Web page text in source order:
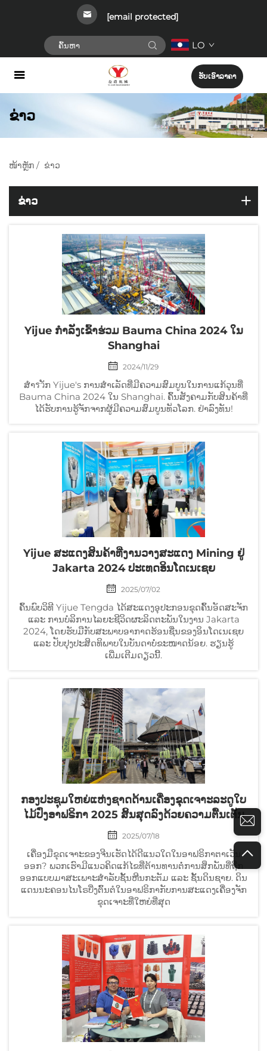
[email protected]
LO
ຮັບເອົາລາຄາ
ຂ່າວ
ໜ້າຫຼັກ / ຂ່າວ
ຂ່າວ
Yijue ກຳລັງເຂົ້າຮ່ວມ Bauma China 2024 ໃນ
Shanghai
2024/11/29
ສຳรวັກ Yijue's ການສຳເລັດທີ່ມີຄວາມສົມບູນໃນການແກ້ວຸນທີ່
Bauma China 2024 ໃນ Shanghai. ຄົ້ນສັງຄາມກັບສິນຄ້າທີ່
ໄດ້ຮັບການຮູ້ຈັກຈາກຜູ້ມີຄວາມສົມບູນທັ่ວໂລກ. ຢ່າລົງທັນ!
Yijue ສະແດງສິນຄ້າທີ່ງານວາງສະແດງ Mining ຢູ່
Jakarta 2024 ປະເທດອິນໂດເນເຊຍ
2025/07/02
ຄົ້ນພົບວິທີ Yijue Tengda ໄດ້ສະແດງອຸປະກອນຂຸດຄົ້ນອັດສະຈັກ
ແລະ ການບໍລິການໄລຍະຊີວິດຜະລິດຕະພັນໃນງານ Jakarta
2024, ໂດຍຮັບມືກັບສະພາບອາກາດຮ້ອນຊື່ນຂອງອິນໂດເນເຊຍ
ແລະ ປັບປຸງປະສິດທິພາບໃນບັນດາບໍ່ຂະໜາດນ້ອຍ. ຮຽນຮູ້
ເພີ່ມເຕີມດຽວນີ້.
ກອງປະຊຸມໃຫຍ່ແຫ່ງຊາດດ້ານເຄື່ອງຂຸດເຈາະລະດູໃບ
ໄມ້ປົ່ງອາຟຣິກາ 2025 ສິ້ນສຸດລົງດ້ວຍຄວາມຕື້ນເຕັ້ນ
2025/07/18
ເຄື່ອງມືຂຸດເຈາະຂອງຈີນເຮັດໄດ້ດີແນວໃດໃນອາຟຣິກາຕາເວັນ
ອອກ? ພວກເຮົາມີແນວຄິດແກ້ໄຂທີ່ຕ້ານທານຕໍ່ການສຶກພັນທີ່ຖືກ
ອອກແບບມາສະເພາະສຳລັບຊັ້ນຫີນກະຕັມ ແລະ ຊັ້ນດິນຊາຍ. ດິນ
ແດນນະຄອນໄນໂຣບີ່ງຕົ້ນຕໍໃນອາຟຣິກາກັບການສະແດງເຄື່ອງຈັກ
ຂຸດເຈາະທີ່ໃຫຍ່ທີ່ສຸດ